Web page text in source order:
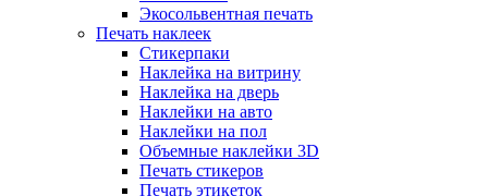
Экосольвентная печать
Печать наклеек
Стикерпаки
Наклейка на витрину
Наклейка на дверь
Наклейки на авто
Наклейки на пол
Объемные наклейки 3D
Печать стикеров
Печать этикеток